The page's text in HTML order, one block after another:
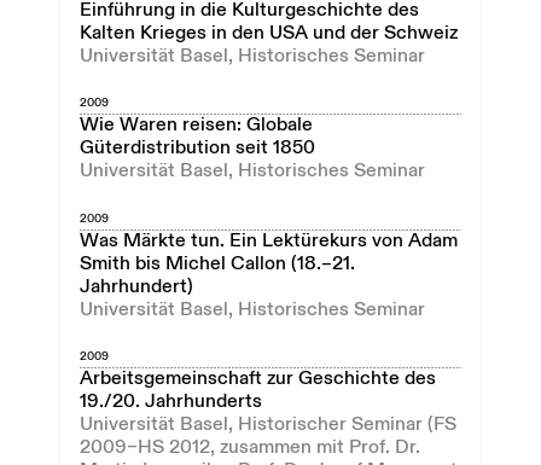
Einführung in die Kulturgeschichte des
Kalten Krieges in den USA und der Schweiz
Universität Basel, Historisches Seminar
2009
Wie Waren reisen: Globale
Güterdistribution seit 1850
Universität Basel, Historisches Seminar
2009
Was Märkte tun. Ein Lektürekurs von Adam
Smith bis Michel Callon (18.–21.
Jahrhundert)
Universität Basel, Historisches Seminar
2009
Arbeitsgemeinschaft zur Geschichte des
19./20. Jahrhunderts
Universität Basel, Historischer Seminar (FS
2009–HS 2012, zusammen mit Prof. Dr.